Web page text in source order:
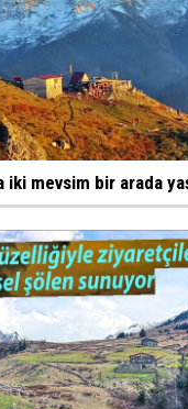
iki mevsim bir arada